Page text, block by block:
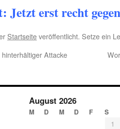
Jetzt erst recht
Startseiteveröffentlicht. Setze ein
Attacke
August 2026
M D M D F S
1